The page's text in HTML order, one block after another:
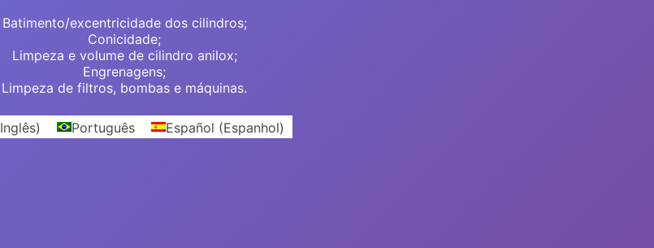
Batimento/excentricidade dos cilindros;
Conicidade;
Limpeza e volume de cilindro anilox;
Engrenagens;
Limpeza de filtros, bombas e máquinas.
Inglês) Português Español (Espanhol)